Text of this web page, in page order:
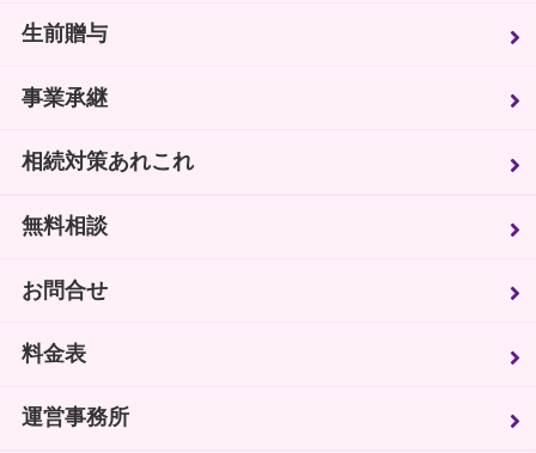
生前贈与
事業承継
相続対策あれこれ
無料相談
お問合せ
料金表
運営事務所